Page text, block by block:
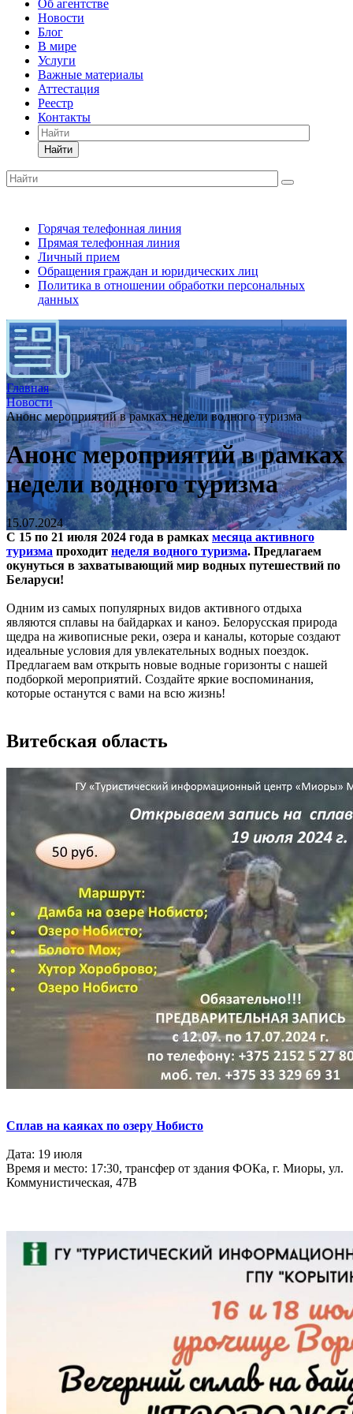
Об агентстве
Новости
Блог
В мире
Услуги
Важные материалы
Аттестация
Реестр
Контакты
Найти
Горячая телефонная линия
Прямая телефонная линия
Личный прием
Обращения граждан и юридических лиц
Политика в отношении обработки персональных
данных
Главная
Новости
Анонс мероприятий в рамках недели водного туризма
Анонс мероприятий в рамках
недели водного туризма
15.07.2024
С 15 по 21 июля 2024 года в рамках месяца активного
туризма проходит неделя водного туризма. Предлагаем
окунуться в захватывающий мир водных путешествий по
Беларуси!
Одним из самых популярных видов активного отдыха
являются сплавы на байдарках и каноэ. Белорусская природа
щедра на живописные реки, озера и каналы, которые создают
идеальные условия для увлекательных водных поездок.
Предлагаем вам открыть новые водные горизонты с нашей
подборкой мероприятий. Создайте яркие воспоминания,
которые останутся с вами на всю жизнь!
Витебская область
Сплав на каяках по озеру Нобисто
Дата: 19 июля
Время и место: 17:30, трансфер от здания ФОКа, г. Миоры, ул.
Коммунистическая, 47В